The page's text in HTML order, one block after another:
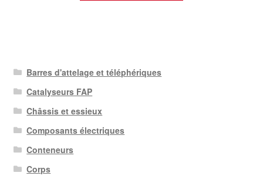
Barres d'attelage et téléphériques
Catalyseurs FAP
Châssis et essieux
Composants électriques
Conteneurs
Corps